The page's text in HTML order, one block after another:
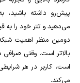
پیش‌رو داشته باشید،
می‌دهید و تتر خود را به
دومین منظر اهمیت
بالاتر است. وقتی صرافی
است، کاربر در هر
می‌کند.